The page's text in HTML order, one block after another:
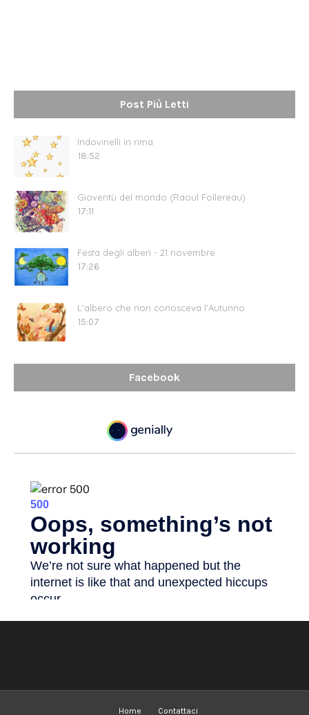
Post Più Letti
Indovinelli in rima
18:52
Gioventù del mondo (Raoul Follereau)
17:11
Festa degli alberi - 21 novembre
17:26
L'albero che non conosceva l'Autunno
15:07
Facebook
Home Contattaci